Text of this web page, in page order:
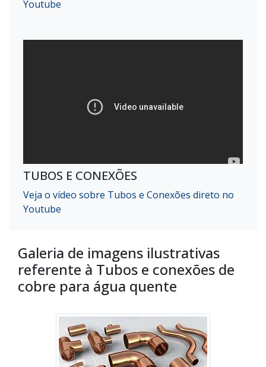
Youtube
TUBOS E CONEXÕES
Veja o vídeo sobre Tubos e Conexões direto no
Youtube
Galeria de imagens ilustrativas
referente à Tubos e conexões de
cobre para água quente